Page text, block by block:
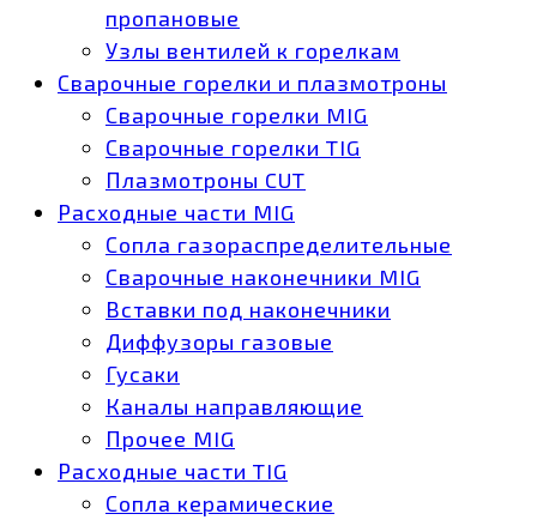
пропановые
Узлы вентилей к горелкам
Сварочные горелки и плазмотроны
Сварочные горелки MIG
Сварочные горелки TIG
Плазмотроны CUT
Расходные части MIG
Сопла газораспределительные
Сварочные наконечники MIG
Вставки под наконечники
Диффузоры газовые
Гусаки
Каналы направляющие
Прочее MIG
Расходные части TIG
Сопла керамические